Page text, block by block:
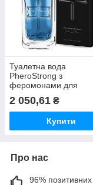
Туалетна вода
PheroStrong з
феромонами для
пряний аромат для
привабливості та
впевненості
2 050,61 ₴
Купити
Про нас
96% позитивних